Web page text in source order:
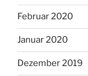
Februar 2020
Januar 2020
Dezember 2019